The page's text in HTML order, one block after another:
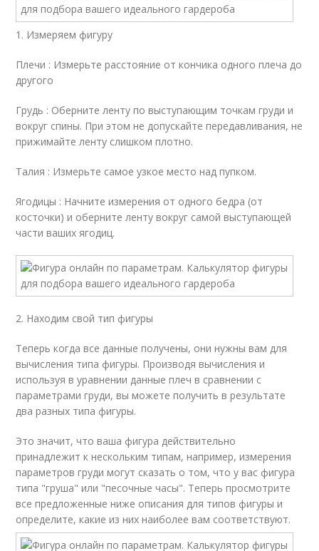
1. Измеряем фигуру
Плечи : Измерьте расстояние от кончика одного плеча до
другого
Грудь : Оберните ленту по выступающим точкам груди и
вокруг спины. При этом не допускайте передавливания, не
прижимайте ленту слишком плотно.
Талия : Измерьте самое узкое место над пупком.
Ягодицы : Начните измерения от одного бедра (от
косточки) и оберните ленту вокруг самой выступающей
части ваших ягодиц.
2. Находим свой тип фигуры
Теперь когда все данные получены, они нужны вам для
вычисления типа фигуры. Производя вычисления и
используя в уравнении данные плеч в сравнении с
параметрами груди, вы можете получить в результате
два разных типа фигуры.
Это значит, что ваша фигура действительно
принадлежит к нескольким типам, например, измерения
параметров груди могут сказать о том, что у вас фигура
типа "груша" или "песочные часы". Теперь просмотрите
все предложенные ниже описания для типов фигуры и
определите, какие из них наиболее вам соответствуют.